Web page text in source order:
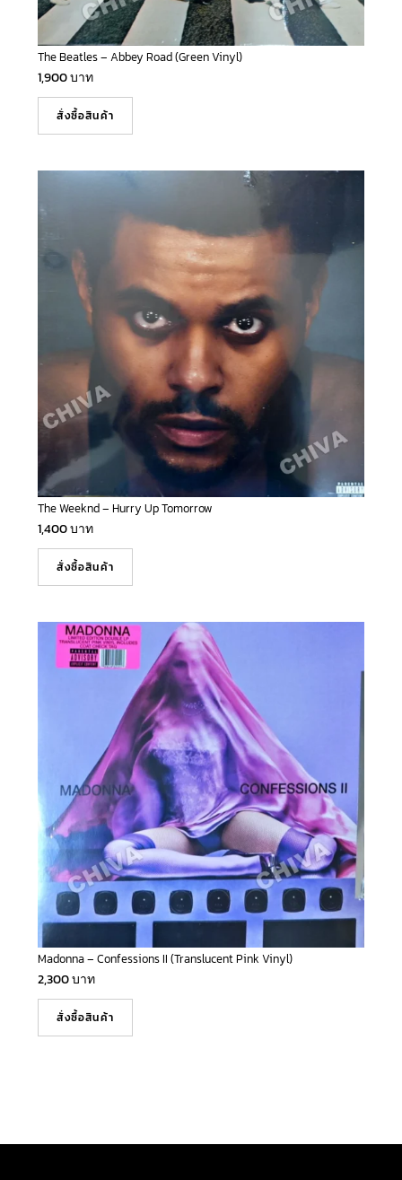
The Beatles – Abbey Road (Green Vinyl)
1,900บาท
สั่งซื้อสินค้า
The Weeknd – Hurry Up Tomorrow
1,400บาท
สั่งซื้อสินค้า
Madonna – Confessions II (Translucent Pink Vinyl)
2,300บาท
สั่งซื้อสินค้า